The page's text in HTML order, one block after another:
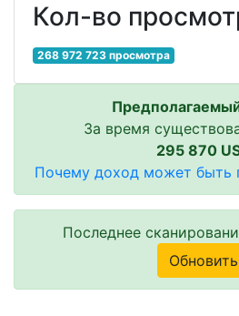
Кол-во
268 972 723 просмотра
За время
295 870
Почему доход может быть
Последнее
Обновить